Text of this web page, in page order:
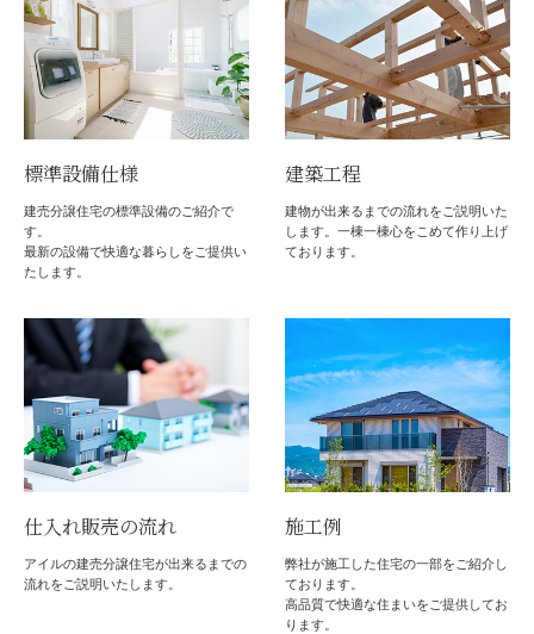
標準設備仕様
建売分譲住宅の標準設備のご紹介で
す。
最新の設備で快適な暮らしをご提供い
たします。
建築工程
建物が出来るまでの流れをご説明いた
します。一棟一棟心をこめて作り上げ
ております。
仕入れ販売の流れ
アイルの建売分譲住宅が出来るまでの
流れをご説明いたします。
施工例
弊社が施工した住宅の一部をご紹介し
ております。
高品質で快適な住まいをご提供してお
ります。